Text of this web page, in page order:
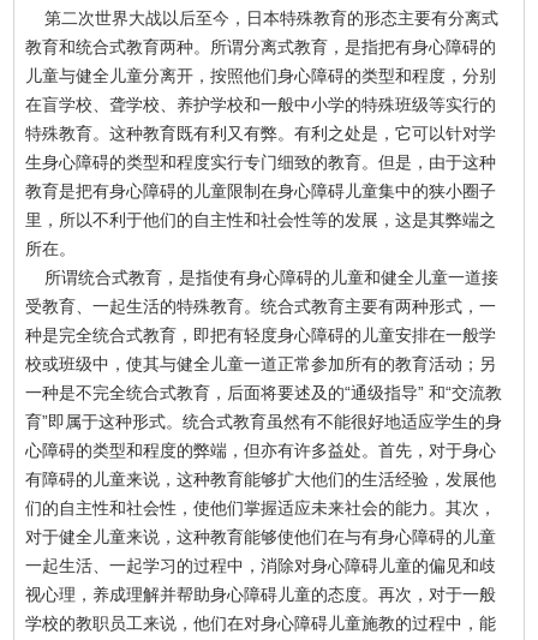
第二次世界大战以后至今，日本特殊教育的形态主要有分离式
教育和统合式教育两种。所谓分离式教育，是指把有身心障碍的
儿童与健全儿童分离开，按照他们身心障碍的类型和程度，分别
在盲学校、聋学校、养护学校和一般中小学的特殊班级等实行的
特殊教育。这种教育既有利又有弊。有利之处是，它可以针对学
生身心障碍的类型和程度实行专门细致的教育。但是，由于这种
教育是把有身心障碍的儿童限制在身心障碍儿童集中的狭小圈子
里，所以不利于他们的自主性和社会性等的发展，这是其弊端之
所在。
所谓统合式教育，是指使有身心障碍的儿童和健全儿童一道接
受教育、一起生活的特殊教育。统合式教育主要有两种形式，一
种是完全统合式教育，即把有轻度身心障碍的儿童安排在一般学
校或班级中，使其与健全儿童一道正常参加所有的教育活动；另
一种是不完全统合式教育，后面将要述及的“通级指导” 和“交流教
育”即属于这种形式。统合式教育虽然有不能很好地适应学生的身
心障碍的类型和程度的弊端，但亦有许多益处。首先，对于身心
有障碍的儿童来说，这种教育能够扩大他们的生活经验，发展他
们的自主性和社会性，使他们掌握适应未来社会的能力。其次，
对于健全儿童来说，这种教育能够使他们在与有身心障碍的儿童
一起生活、一起学习的过程中，消除对身心障碍儿童的偏见和歧
视心理，养成理解并帮助身心障碍儿童的态度。再次，对于一般
学校的教职员工来说，他们在对身心障碍儿童施教的过程中，能